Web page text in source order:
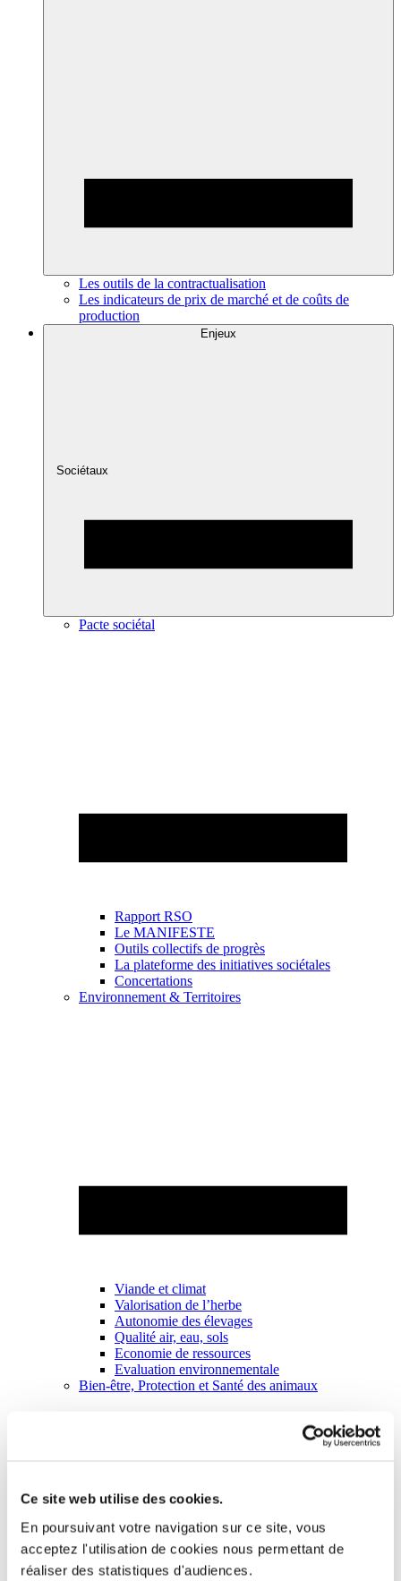
Ce site web utilise des cookies.
En poursuivant votre navigation sur ce site, vous
acceptez l'utilisation de cookies nous permettant de
réaliser des statistiques d'audiences.
Les outils de la contractualisation
Les indicateurs de prix de marché et de coûts de
production
Enjeux
Sociétaux
Pacte sociétal
Rapport RSO
Le MANIFESTE
Outils collectifs de progrès
La plateforme des initiatives sociétales
Concertations
Environnement & Territoires
Viande et climat
Valorisation de l’herbe
Autonomie des élevages
Qualité air, eau, sols
Economie de ressources
Evaluation environnementale
Bien-être, Protection et Santé des animaux